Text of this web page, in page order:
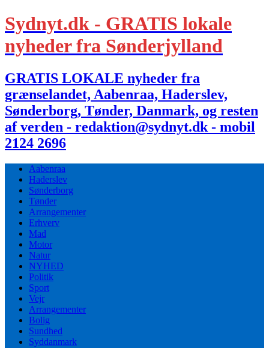
Sydnyt.dk - GRATIS lokale
nyheder fra Sønderjylland
GRATIS LOKALE nyheder fra
grænselandet, Aabenraa, Haderslev,
Sønderborg, Tønder, Danmark, og resten
af verden - redaktion@sydnyt.dk - mobil
2124 2696
Aabenraa
Haderslev
Sønderborg
Tønder
Arrangementer
Erhverv
Mad
Motor
Natur
NYHED
Politik
Sport
Vejr
Arrangementer
Bolig
Sundhed
Syddanmark